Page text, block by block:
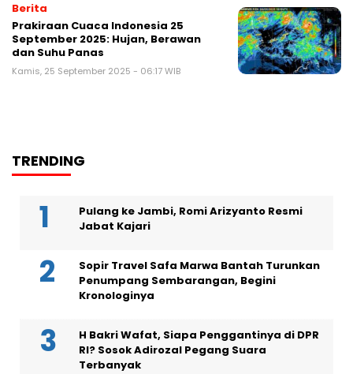
Berita
Prakiraan Cuaca Indonesia 25
September 2025: Hujan, Berawan
dan Suhu Panas
Kamis, 25 September 2025 - 06:17 WIB
TRENDING
Pulang ke Jambi, Romi Arizyanto Resmi
Jabat Kajari
Sopir Travel Safa Marwa Bantah Turunkan
Penumpang Sembarangan, Begini
Kronologinya
H Bakri Wafat, Siapa Penggantinya di DPR
RI? Sosok Adirozal Pegang Suara
Terbanyak